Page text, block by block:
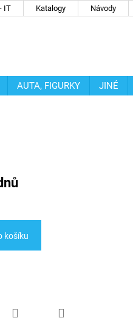
IT Katalogy Návody
AUTA, FIGURKY JINÉ
košíku